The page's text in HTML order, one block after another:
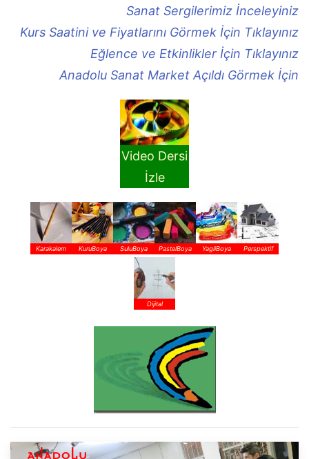
Sanat Sergilerimiz İnceleyiniz
Kurs Saatini ve Fiyatlarını Görmek İçin Tıklayınız
Eğlence ve Etkinlikler İçin Tıklayınız
Anadolu Sanat Market Açıldı Görmek İçin
Video Dersi
İzle
Karakalem KuruBoya SuluBoya PastelBoya YagliBoya Perspektif
Dijital